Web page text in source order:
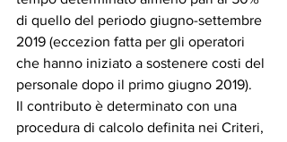
di quello del periodo giugno-settembre
2019 (eccezion fatta per gli operatori
che hanno iniziato a sostenere costi del
personale dopo il primo giugno 2019).
Il contributo è determinato con una
procedura di calcolo definita nei Criteri,